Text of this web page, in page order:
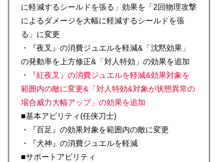
に軽減するシールドを張る」効果を「2回物理攻撃
によるダメージを大幅に軽減するシールドを張
る」に変更
・『夜叉』の消費ジュエルを軽減&「沈黙効果」
の発動率を上方修正&「対人特効」の効果を追加
・
『紅夜叉』の消費ジュエルを軽減&効果対象を
範囲内の敵に変更&「対人特効&対象が状態異常の
場合威力大幅アップ」の効果を追加
■基本アビリティ(任侠刀士)
・『百足』の効果対象を範囲内の敵に変更
・『犬神』の消費ジュエルを軽減
■サポートアビリティ